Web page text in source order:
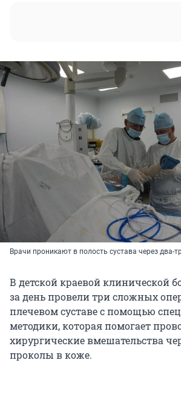
Врачи проникают в полость сустава через два-
В детской краевой клинической
за день провели три сложных
плечевом суставе с помощью
методики, которая помогает
хирургические вмешательства
проколы в коже.